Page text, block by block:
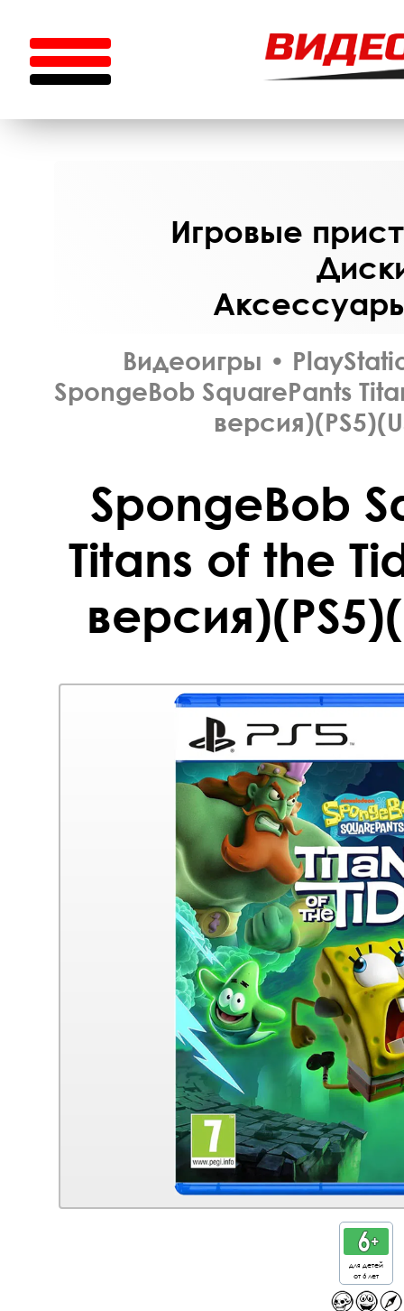
Игровые
Видеоигры •
SpongeBob SquarePants
SpongeBob
Titans of the
для детей
от 6 лет